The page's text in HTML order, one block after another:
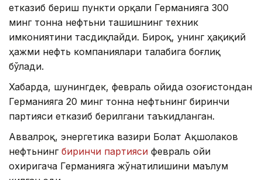
етказиб бериш пункти орқали Германияга 300
минг тонна нефтьни ташишнинг техник
имкониятини тасдиқлайди. Бироқ, унинг ҳақиқий
ҳажми нефть компаниялари талабига боғлиқ
бўлади.
Хабарда, шунингдек, февраль ойида Қозоғистондан
Германияга 20 минг тонна нефтьнинг биринчи
партияси етказиб берилгани таъкидланган.
Аввалроқ, энергетика вазири Болат Ақшолаков
нефтьнинг биринчи партияси февраль ойи
охиригача Германияга жўнатилишини маълум